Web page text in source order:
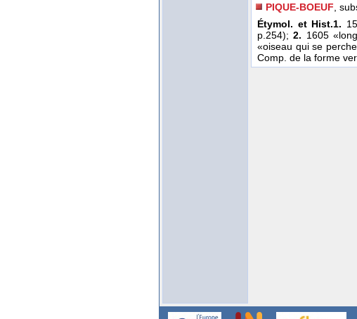
PIQUE-BOEUF ,
Étymol. et Hist.1.
p.254);2. 1605
«oiseau qui se
Comp. de la forme